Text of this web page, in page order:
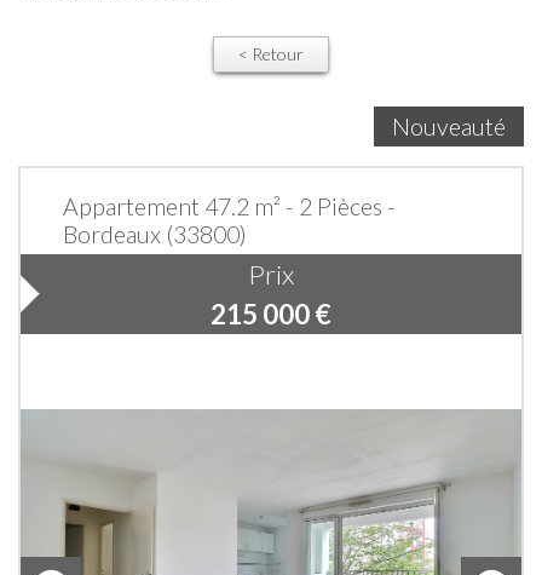
< Retour
Nouveauté
Appartement 47.2 m² - 2 Pièces -
Bordeaux (33800)
Prix
215 000€